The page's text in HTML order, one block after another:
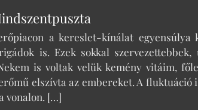
a kereslet-kínálat
is. Ezek sokkal
is voltak velük kemény vitáim,
elszívta az embereket. A
vonalon. […]